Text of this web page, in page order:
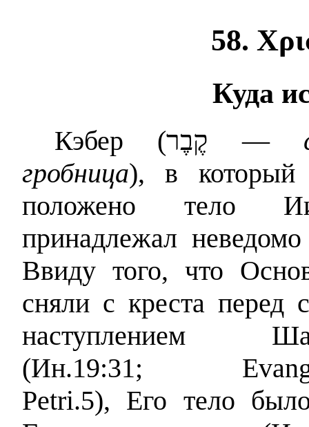
58.
Куда
Кэбер (קֶבֶר —
гробница), в который
положено тело
принадлежал
Ввиду того, что
сняли с креста перед
наступлением
(Ин.19:31;
Petri.5), Его тело